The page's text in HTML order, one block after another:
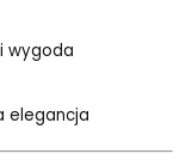
wygoda
elegancja